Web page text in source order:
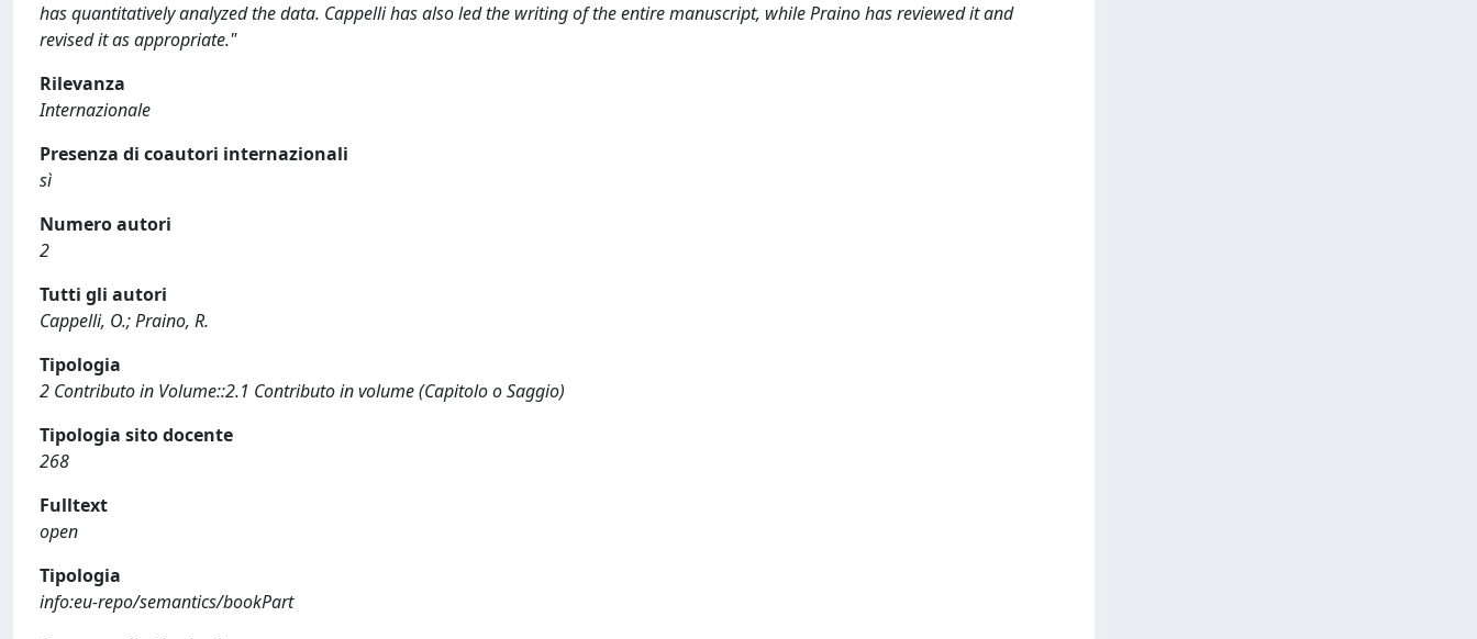
has quantitatively analyzed the data. Cappelli has also led the writing of the entire manuscript, while Praino has reviewed it and
revised it as appropriate."
Rilevanza
Internazionale
Presenza di coautori internazionali
sì
Numero autori
2
Tutti gli autori
Cappelli, O.; Praino, R.
Tipologia
2 Contributo in Volume::2.1 Contributo in volume (Capitolo o Saggio)
Tipologia sito docente
268
Fulltext
open
Tipologia
info:eu-repo/semantics/bookPart